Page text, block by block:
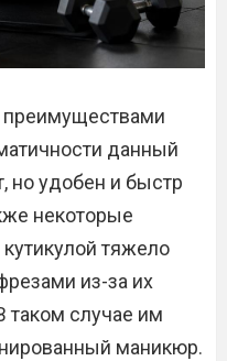
преимуществами
данный
но удобен и быстр
некоторые
тяжело
из-за их
таком случае им
маникюр.